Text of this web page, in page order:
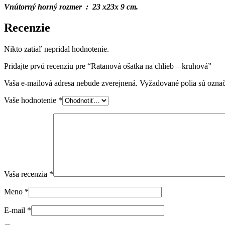
Vnútorný horný rozmer : 23 x23x 9 cm.
Recenzie
Nikto zatiaľ nepridal hodnotenie.
Pridajte prvú recenziu pre “Ratanová ošatka na chlieb – kruhová”
Vaša e-mailová adresa nebude zverejnená. Vyžadované polia sú
Vaše hodnotenie *
Vaša recenzia *
Meno *
E-mail *